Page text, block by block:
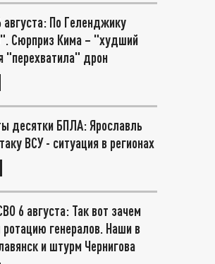
По Геленджику
Сюрприз Кима – "худший
"перехватила" дрон
десятки БПЛА: Ярославль
ВСУ - ситуация в регионах
6 августа: Так вот зачем
ротацию генералов. Наши в
и штурм Чернигова